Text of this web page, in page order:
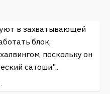
в захватывающей
блок,
поскольку он
сатоши"..